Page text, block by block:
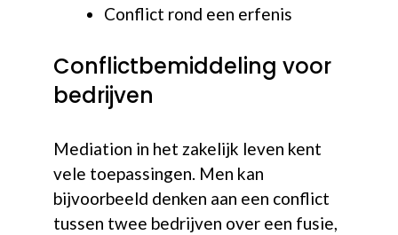
Conflict rond een erfenis
Conflictbemiddeling voor
bedrijven
Mediation in het zakelijk leven kent
vele toepassingen. Men kan
bijvoorbeeld denken aan een conflict
tussen twee bedrijven over een fusie,